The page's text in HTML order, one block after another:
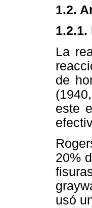
1.2.
La
de
este
20%
usó